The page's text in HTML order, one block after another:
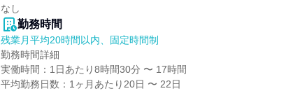
なし
勤務時間
残業月平均20時間以内、固定時間制
勤務時間詳細
実働時間：1日あたり8時間30分 〜 17時間
平均勤務日数：1ヶ月あたり20日 〜 22日